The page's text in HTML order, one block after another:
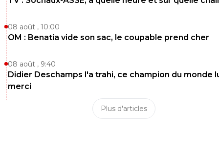
08 août , 10:00
OM : Benatia vide son sac, le coupable prend cher
08 août , 9:40
Didier Deschamps l'a trahi, ce champion du monde
merci
Plus d'articles